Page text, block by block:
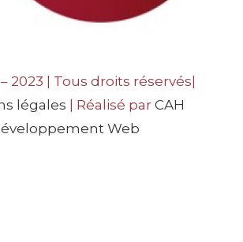
2023 | Tous droits réservés|
légales | Réalisé par CAH
Web